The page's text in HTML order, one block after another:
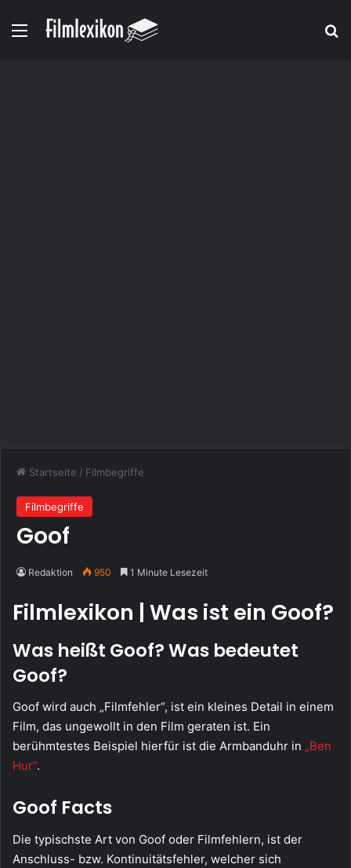
Menü
Startseite / Filmbegriffe
Filmbegriffe
Goof
Redaktion 950 1 Minute Lesezeit
Filmlexikon | Was ist ein Goof?
Was heißt Goof? Was bedeutet
Goof?
Goof wird auch „Filmfehler“, ist ein kleines Detail in einem
Film, das ungewollt in den Film geraten ist. Ein
berühmtestes Beispiel hierfür ist die Armbanduhr in „Ben
Hur“.
Goof Facts
Die typischste Art von Goof oder Filmfehlern, ist der
Anschluss- bzw. Kontinuitätsfehler, welcher sich